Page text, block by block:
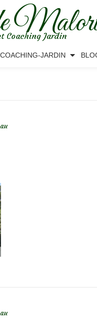
Coaching Jardin
COACHING-JARDIN